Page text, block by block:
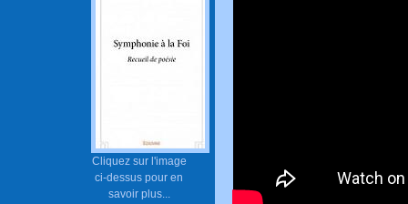
Cliquez sur l'image
ci-dessus pour en
savoir plus...